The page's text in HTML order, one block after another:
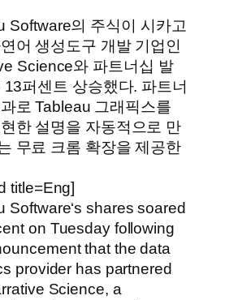
Software의 주식이 시카고
어 생성도구 개발 기업인
Science와 파트너십 발
13퍼센트 상승했다. 파트너
로 Tableau 그래픽스를
한 설명을 자동적으로 만
무료 크롬 확장을 제공한
title=Eng]
Software‘s shares soared
on Tuesday following
that the data
provider has partnered
Science, a